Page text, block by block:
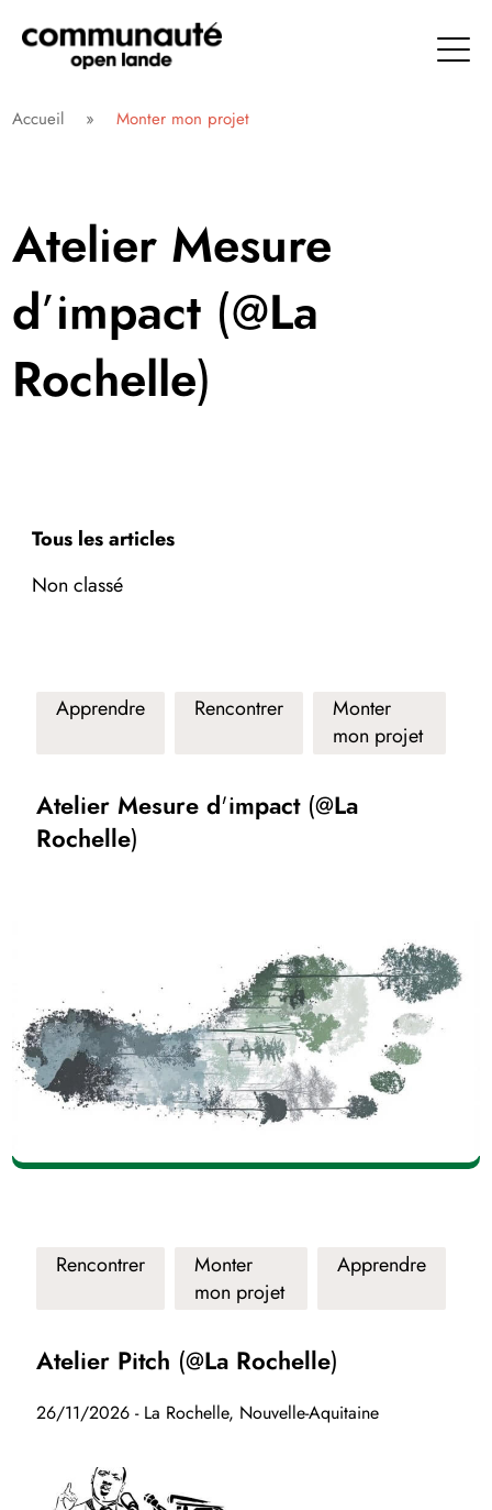
directement
contenu
Communauté Open Lande
Accueil » Monter mon projet
Atelier Mesure
d’impact (@La
Rochelle)
Tous les articles
Non classé
Apprendre Rencontrer
Monter
mon projet
Atelier Mesure d'impact (@La
Rochelle)
Rencontrer
Monter
mon projet
Apprendre
Atelier Pitch (@La Rochelle)
26/11/2026 - La Rochelle, Nouvelle-Aquitaine